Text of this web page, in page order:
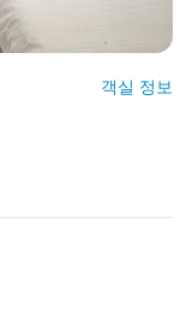
객실 정보